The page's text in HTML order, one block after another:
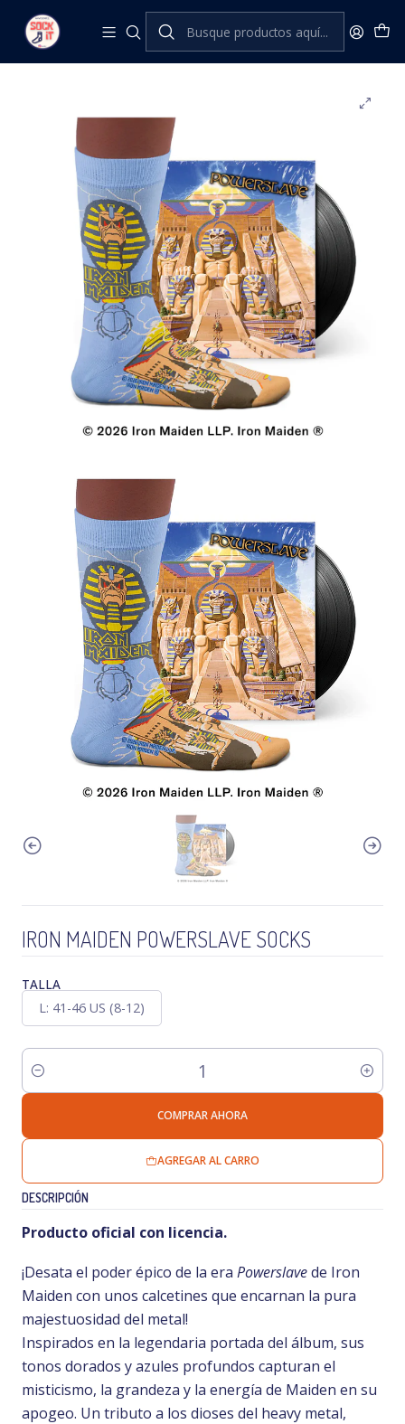
Sock Affairs Stereo Iron Maiden
IRON MAIDEN POWERSLAVE SOCKS
IRON MAIDEN POWERSLAVE SOCKS
TALLA
L: 41-46 US (8-12)
Cantidad
AGREGAR AL CARRO
COMPRAR AHORA
DESCRIPCIÓN
Producto oficial con licencia.
¡Desata el poder épico de la era Powerslavede Iron
Maiden con unos calcetines que encarnan la pura
majestuosidad del metal!
Inspirados en la legendaria portada del álbum, sus
tonos dorados y azules profundos capturan el
misticismo, la grandeza y la energía de Maiden en su
apogeo. Un tributo a los dioses del heavy metal,